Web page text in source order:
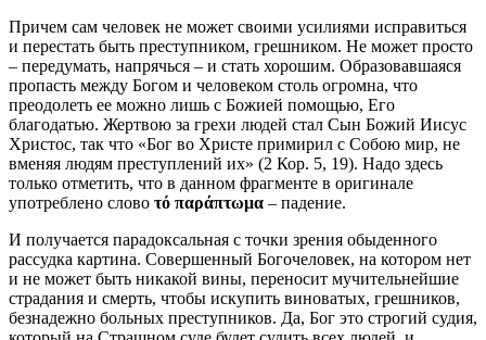
Причем сам человек не может своими усилиями исправиться
и перестать быть преступником, грешником. Не может просто
– передумать, напрячься – и стать хорошим. Образовавшаяся
пропасть между Богом и человеком столь огромна, что
преодолеть ее можно лишь с Божией помощью, Его
благодатью. Жертвою за грехи людей стал Сын Божий Иисус
Христос, так что «Бог во Христе примирил с Собою мир, не
вменяя людям преступлений их» (2 Кор. 5, 19). Надо здесь
только отметить, что в данном фрагменте в оригинале
употреблено слово τό παράπτωμα – падение.
И получается парадоксальная с точки зрения обыденного
рассудка картина. Совершенный Богочеловек, на котором нет
и не может быть никакой вины, переносит мучительнейшие
страдания и смерть, чтобы искупить виноватых, грешников,
безнадежно больных преступников. Да, Бог это строгий судия,